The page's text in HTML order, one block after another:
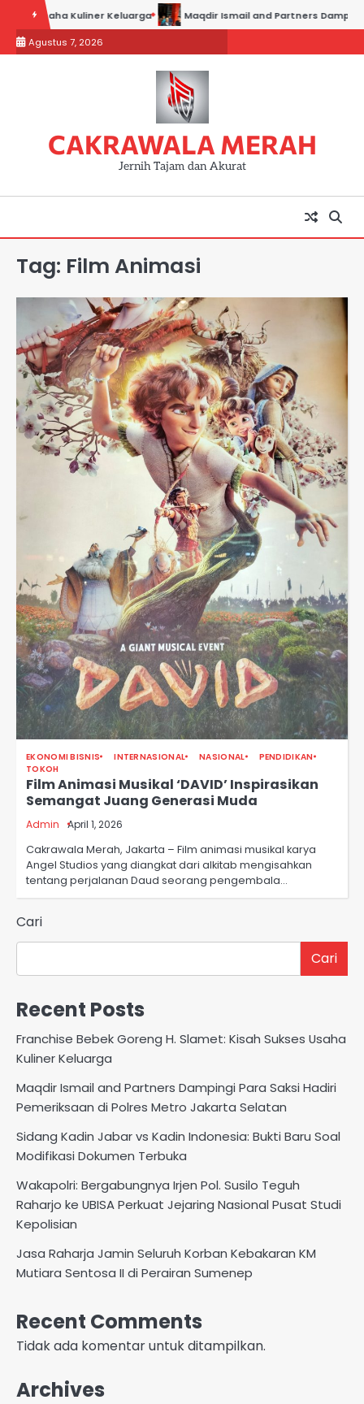
content
Usaha Kuliner Keluarga Maqdir Ismail and Partners Dampingi
Agustus 7, 2026
CAKRAWALA MERAH
Jernih Tajam dan Akurat
Tag: Film Animasi
EKONOMI BISNIS INTERNASIONAL NASIONAL
PENDIDIKAN
TOKOH
Film Animasi Musikal ‘DAVID’ Inspirasikan
Semangat Juang Generasi Muda
Admin April 1, 2026
Cakrawala Merah, Jakarta – Film animasi musikal karya
Angel Studios yang diangkat dari alkitab mengisahkan
tentang perjalanan Daud seorang pengembala…
Cari
Cari
Recent Posts
Franchise Bebek Goreng H. Slamet: Kisah Sukses Usaha
Kuliner Keluarga
Maqdir Ismail and Partners Dampingi Para Saksi Hadiri
Pemeriksaan di Polres Metro Jakarta Selatan
Sidang Kadin Jabar vs Kadin Indonesia: Bukti Baru Soal
Modifikasi Dokumen Terbuka
Wakapolri: Bergabungnya Irjen Pol. Susilo Teguh
Raharjo ke UBISA Perkuat Jejaring Nasional Pusat Studi
Kepolisian
Jasa Raharja Jamin Seluruh Korban Kebakaran KM
Mutiara Sentosa II di Perairan Sumenep
Recent Comments
Tidak ada komentar untuk ditampilkan.
Archives